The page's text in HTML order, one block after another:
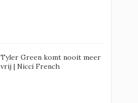
Tyler Green komt nooit meer
vrij | Nicci French